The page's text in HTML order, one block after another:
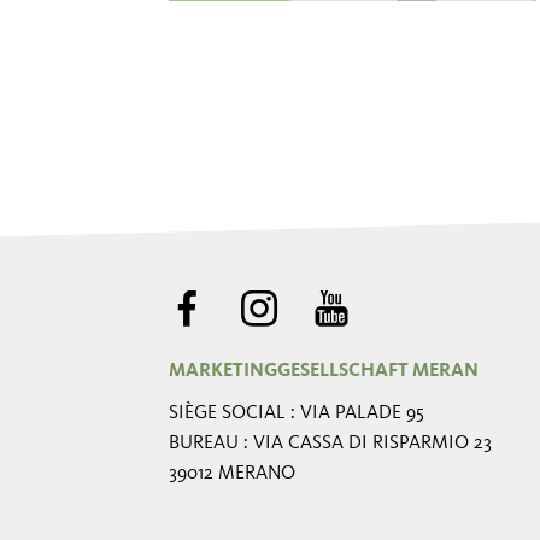
MARKETINGGESELLSCHAFT MERAN
SIÈGE SOCIAL : VIA PALADE 95
BUREAU : VIA CASSA DI RISPARMIO 23
39012 MERANO